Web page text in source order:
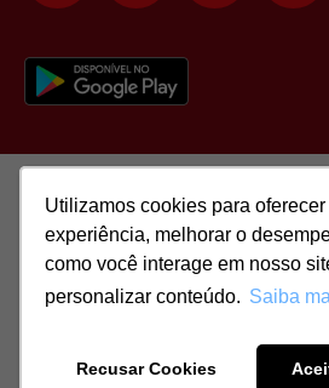
Utilizamos cookies para
experiência, melhorar o
como você interage em nosso
personalizar conteúdo. Saiba
Recusar Cookies
Utilizamos cookies para
experiência, melhorar o
como você interage em nosso
personalizar conteúdo. Saiba
Recusar Cookies
51.417.293/0001-48 |